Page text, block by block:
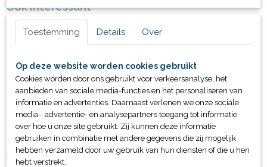
Ook interessant
Waterpolo zwembroek - De Houtrib
Toestemming Details Over
Op deze website worden cookies gebruikt
Cookies worden door ons gebruikt voor verkeersanalyse, het
aanbieden van sociale media-functies en het personaliseren van
informatie en advertenties. Daarnaast verlenen we onze sociale
media-, advertentie- en analysepartners toegang tot informatie
over hoe u onze site gebruikt. Zij kunnen deze informatie
gebruiken in combinatie met andere gegevens die zij mogelijk
hebben verzameld door uw gebruik van hun diensten of die u hen
hebt verstrekt.